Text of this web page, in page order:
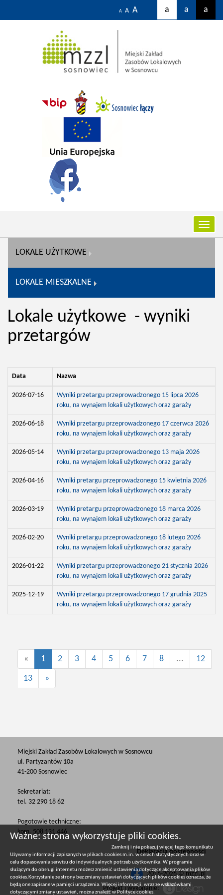
A A A a a a
LOKALE UŻYTKOWE
LOKALE MIESZKALNE
Lokale użytkowe - wyniki
przetargów
Data Nazwa
2026-07-16
Wyniki przetargu przeprowadzonego 15 lipca 2026
roku, na wynajem lokali użytkowych oraz garaży
2026-06-18
Wyniki przetargu przeprowadzonego 17 czerwca 2026
roku, na wynajem lokali użytkowych oraz garaży
2026-05-14
Wyniki przetargu przeprowadzonego 13 maja 2026
roku, na wynajem lokali użytkowych oraz garaży
2026-04-16
Wyniki pretargu przeprowadzonego 15 kwietnia 2026
roku, na wynajem lokali użytkowych oraz garaży
2026-03-19
Wyniki pretargu przeprowadzonego 18 marca 2026
roku, na wynajem lokali użytkowych oraz garaży
2026-02-20
Wyniki pretargu przeprowadzonego 18 lutego 2026
roku, na wynajem lokali użytkowych oraz garaży
2026-01-22
Wyniki przetargu przeprowadzonego 21 stycznia 2026
roku, na wynajem lokali użytkowych oraz garaży
2025-12-19
Wyniki przetargu przeprowadzonego 17 grudnia 2025
roku, na wynajem lokali użytkowych oraz garaży
« 1 2 3 4 5 6 7 8 ... 12
13 »
Miejski Zakład Zasobów Lokalowych w Sosnowcu
ul. Partyzantów 10a
41-200 Sosnowiec
Sekretariat:
tel. 32 290 18 62
Pogotowie techniczne:
kom. 508 131 446
Deklaracja dostępności
2016-2026 © mzzl.pl
Projekt i wykonanie:
Ważne: strona wykorzystuje pliki cookies.
Zamknij i nie pokazuj więcej tego komunikatu
Używamy informacji zapisanych w plikach cookies m.in. w celach statystycznych oraz w
celu dopasowania serwisu do indywidualnych potrzeb użytkownika. W programie
służącym do obsługi internetu możesz zmienić ustawienia dotyczące akceptowania plików
cookies.Korzystanie ze strony bez zmiany ustawień dotyczących plików cookies oznacza, że
będą one zapisane w pamięci urządzenia. Więcej informacji, wraz ze wskazówkami
dotyczącymi zmiany ustawień, można znaleźć w Polityce cookies.